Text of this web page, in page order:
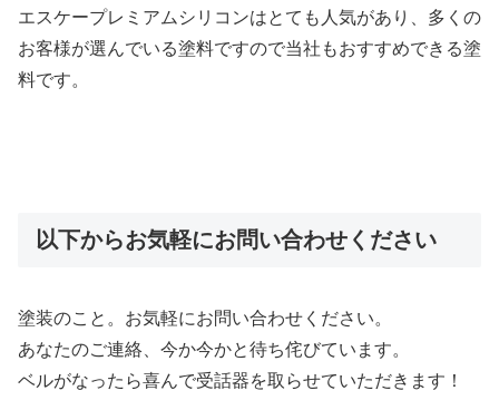
エスケープレミアムシリコンはとても人気があり、多くの
お客様が選んでいる塗料ですので当社もおすすめできる塗
料です。
以下からお気軽にお問い合わせください
塗装のこと。お気軽にお問い合わせください。
あなたのご連絡、今か今かと待ち侘びています。
ベルがなったら喜んで受話器を取らせていただきます！